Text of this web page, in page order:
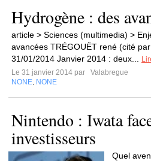
Hydrogène : des
article > Sciences (multimedia) >
avancées TRÉGOUËT rené (cité
31/01/2014 Janvier 2014 : deux...
Le 31 janvier 2014 par
Valabregue
NONE NONE
Nintendo : Iwata
investisseurs
Quel